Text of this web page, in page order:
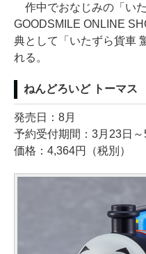
作中でおなじみの「い
GOODSMILE ONLINE
典として「いたずら貨車
れる。
ねんどろいど トーマス
発売日：8月
予約受付期間：3月23日
価格：4,364円（税別）